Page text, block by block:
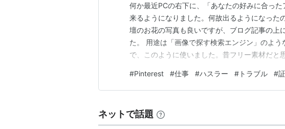
「Pintrest＝Pin＋interest」という造語で、読み
人気度合い
ボードに張られた画像をクリックすると元のサイ
ク系の人々ではなく、女性が多い*1 ということも
らも注目を浴びるている。
アマゾンとeBay、「Pinterest」共有ボタンを追加
何か最近PCの右下に、「あなたの好みに合っ
来るようになりました。何故出るようになった
壇のお花の写真も良いですが、ブログ記事の上
た。 用途は「画像で探す検索エンジン」のよ
で、このように使いました。昔フリー素材だと
す。 なかなか可愛いです。私はまだ読んでいな
ことはこちらのリンク先をご参照ください…
#Pinterest #仕事 #ハスラー # トラブル #
ネットで話題